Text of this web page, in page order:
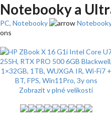
Notebooky a
PC, Notebooky
ons
Zobrazit v plné velikosti